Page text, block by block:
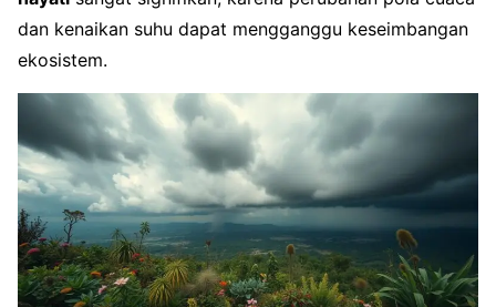
dan kenaikan suhu dapat mengganggu keseimbangan
ekosistem.